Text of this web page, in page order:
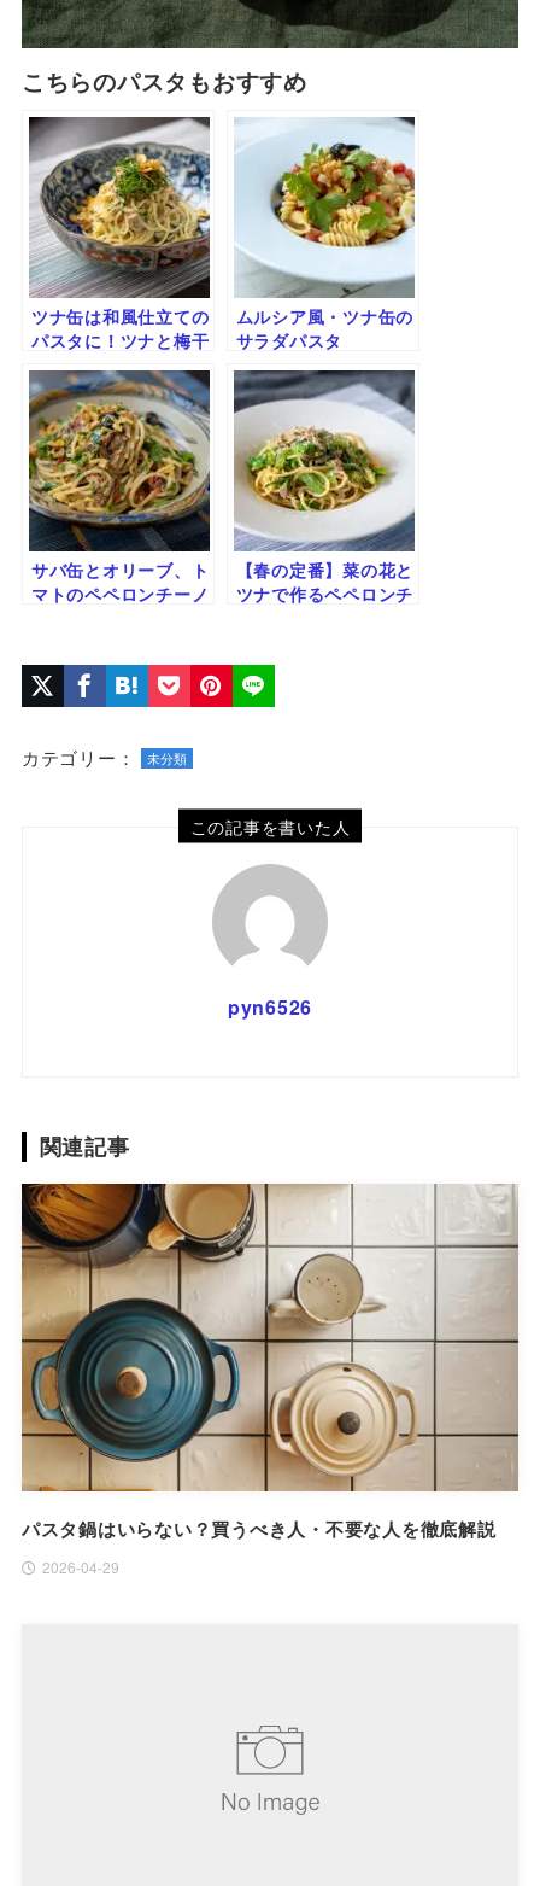
こちらのパスタもおすすめ
ツナ缶は和風仕立ての
パスタに！ツナと梅干
ムルシア風・ツナ缶の
サラダパスタ
サバ缶とオリーブ、ト
マトのペペロンチーノ
【春の定番】菜の花と
ツナで作るペペロンチ
カテゴリー： 未分類
この記事を書いた人
pyn6526
関連記事
パスタ鍋はいらない？買うべき人・不要な人を徹底解説
2026-04-29